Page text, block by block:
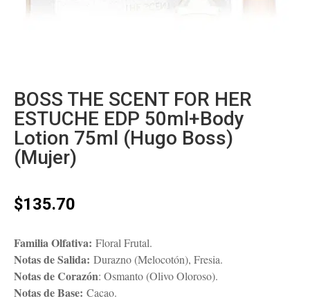
BOSS THE SCENT FOR HER
ESTUCHE EDP 50ml+Body
Lotion 75ml (Hugo Boss)
(Mujer)
$135.70
Familia Olfativa: Floral Frutal.
Notas de Salida: Durazno (Melocotón), Fresia.
Notas de Corazón: Osmanto (Olivo Oloroso).
Notas de Base: Cacao.